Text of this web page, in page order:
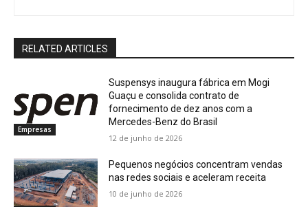
RELATED ARTICLES
Empresas
Suspensys inaugura fábrica em Mogi
Guaçu e consolida contrato de
fornecimento de dez anos com a
Mercedes-Benz do Brasil
12 de junho de 2026
Pequenos negócios concentram vendas
nas redes sociais e aceleram receita
10 de junho de 2026